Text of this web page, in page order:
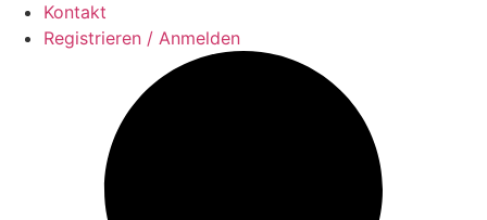
Kontakt
Registrieren / Anmelden